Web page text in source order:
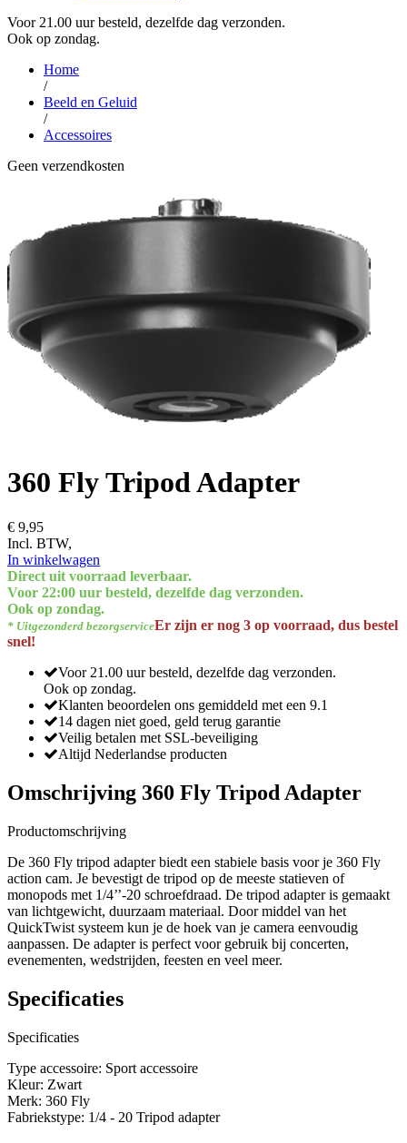
Voor 21.00 uur besteld, dezelfde dag verzonden.
Ook op zondag.
Home
/
Beeld en Geluid
/
Accessoires
Geen verzendkosten
360 Fly Tripod Adapter
€ 9,95
Incl. BTW,
In winkelwagen
Direct uit voorraad leverbaar.
Voor 22:00 uur besteld, dezelfde dag verzonden.
Ook op zondag.
* Uitgezonderd bezorgserviceEr zijn er nog 3 op voorraad, dus bestel
snel!
Voor 21.00 uur besteld, dezelfde dag verzonden.
Ook op zondag.
Klanten beoordelen ons gemiddeld met een 9.1
14 dagen niet goed, geld terug garantie
Veilig betalen met SSL-beveiliging
Altijd Nederlandse producten
Omschrijving 360 Fly Tripod Adapter
Productomschrijving
De 360 Fly tripod adapter biedt een stabiele basis voor je 360 Fly
action cam. Je bevestigt de tripod op de meeste statieven of
monopods met 1/4’’-20 schroefdraad. De tripod adapter is gemaakt
van lichtgewicht, duurzaam materiaal. Door middel van het
QuickTwist systeem kun je de hoek van je camera eenvoudig
aanpassen. De adapter is perfect voor gebruik bij concerten,
evenementen, wedstrijden, feesten en veel meer.
Specificaties
Specificaties
Type accessoire: Sport accessoire
Kleur: Zwart
Merk: 360 Fly
Fabriekstype: 1/4 - 20 Tripod adapter